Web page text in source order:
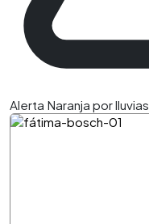
Alerta Naranja por lluvias